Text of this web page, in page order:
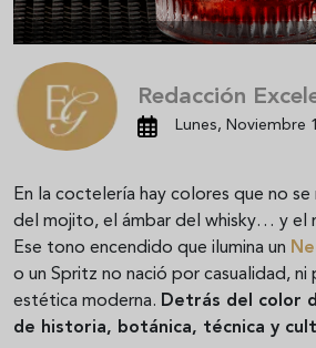
Redacción
Lunes, Noviembre
En la coctelería hay colores que no se
del mojito, el ámbar del whisky… y el
Ese tono encendido que ilumina un
o un Spritz no nació por casualidad, ni
estética moderna. Detrás del color
de historia, botánica, técnica y